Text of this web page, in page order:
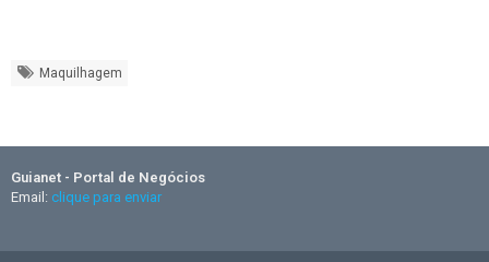
Maquilhagem
Guianet - Portal de Negócios
Email: clique para enviar